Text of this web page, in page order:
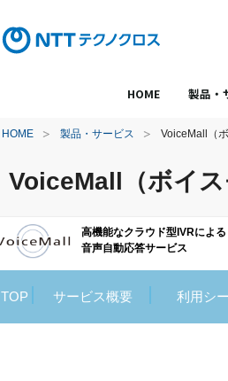
HOME 製品・
HOME 製品・サービス VoiceMall（
VoiceMall（ボイ
高機能なクラウド型IVRによる
音声自動応答サービス
TOP サービス概要 利用シ